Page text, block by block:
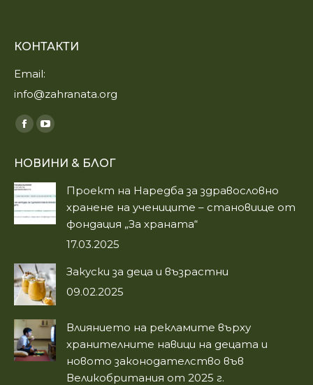
on
page
КОНТАКТИ
Email:
info@zahranata.org
Find us on:
Facebook
opens
in
new
window
YouTube
opens
in
new
window
НОВИНИ & БЛОГ
Проект на Наредба за здравословно
хранене на учениците – становище от
фондация „За храната“
17.03.2025
Закуски за деца и възрастни
09.02.2025
Влиянието на рекламите върху
хранителните навици на децата и
новото законодателство във
Великобритания от 2025 г.